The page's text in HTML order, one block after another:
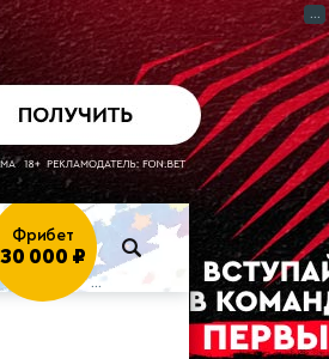
Фрибет
30 000 ₽
Играть →
...
...